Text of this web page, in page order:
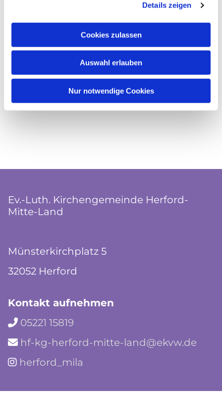
Details zeigen
Cookies zulassen
Auswahl erlauben
Nur notwendige Cookies
Ev.-Luth. Kirchengemeinde Herford-
Mitte-Land
Münsterkirchplatz 5
32052 Herford
Kontakt aufnehmen
 05221 15819
 hf-kg-herford-mitte-land@ekvw.de
 herford_mila